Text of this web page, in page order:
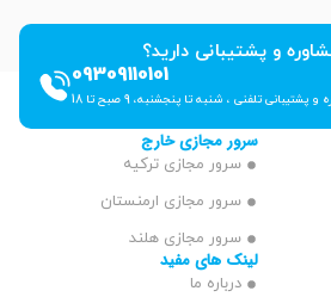
پشتیبانی دارید؟
09309110101
، شنبه تا پنجشنبه، 9 صبح تا 18
سرور مجازی خارج
سرور مجازی ترکیه
سرور مجازی ارمنستان
سرور مجازی هلند
لینک های مفید
درباره ما